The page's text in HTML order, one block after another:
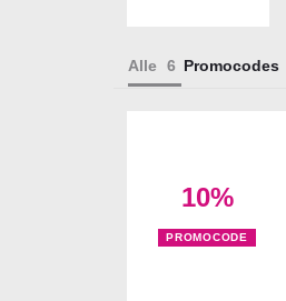
Alle Promocodes
10%
PROMOCODE